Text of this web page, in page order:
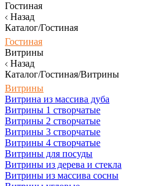
Гостиная
Назад
Каталог/Гостиная
Гостиная
Витрины
Назад
Каталог/Гостиная/Витрины
Витрины
Витрина из массива дуба
Витрины 1 створчатые
Витрины 2 створчатые
Витрины 3 створчатые
Витрины 4 створчатые
Витрины для посуды
Витрины из дерева и стекла
Витрины из массива сосны